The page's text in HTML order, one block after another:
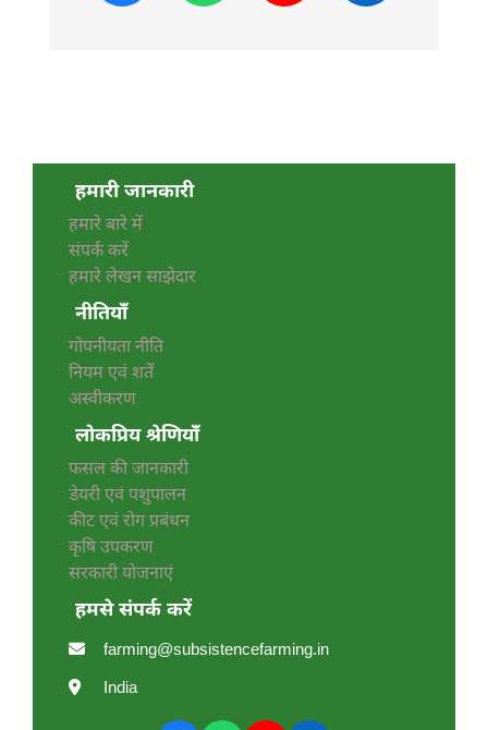
हमारी जानकारी
हमारे बारे में
संपर्क करें
हमारे लेखन साझेदार
नीतियाँ
गोपनीयता नीति
नियम एवं शर्तें
अस्वीकरण
लोकप्रिय श्रेणियाँ
फसल की जानकारी
डेयरी एवं पशुपालन
कीट एवं रोग प्रबंधन
कृषि उपकरण
सरकारी योजनाएं
हमसे संपर्क करें
farming@subsistencefarming.in
India